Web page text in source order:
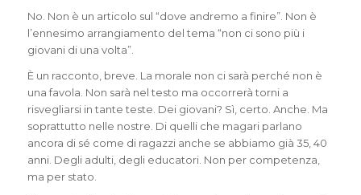
No. Non è un articolo sul “dove andremo a finire”. Non è
l’ennesimo arrangiamento del tema “non ci sono più i
giovani di una volta”.
È un racconto, breve. La morale non ci sarà perché non è
una favola. Non sarà nel testo ma occorrerà torni a
risvegliarsi in tante teste. Dei giovani? Sì, certo. Anche. Ma
soprattutto nelle nostre. Di quelli che magari parlano
ancora di sé come di ragazzi anche se abbiamo già 35, 40
anni. Degli adulti, degli educatori. Non per competenza,
ma per stato.